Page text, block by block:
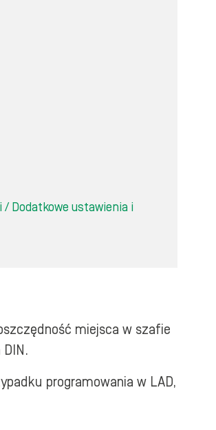
Dodatkowe ustawienia i
miejsca w szafie
programowania w LAD,